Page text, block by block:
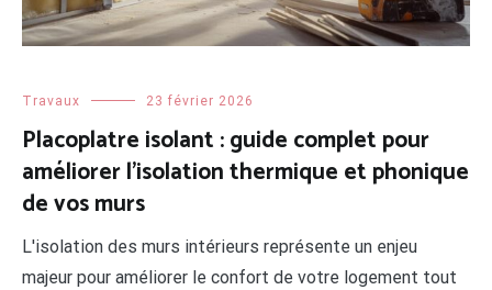
Travaux 23 février 2026
Placoplatre isolant : guide complet pour
améliorer l’isolation thermique et phonique
de vos murs
L'isolation des murs intérieurs représente un enjeu
majeur pour améliorer le confort de votre logement tout